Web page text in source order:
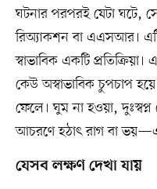
ঘটনার পরপরই যেটা ঘটে,
রিঅ্যাকশন বা এএসআর।
স্বাভাবিক একটি
কেউ অস্বাভাবিক চুপচাপ
ফেলে। ঘুম না হওয়া,
আচরণে হঠাৎ রাগ বা
যেসব লক্ষণ দেখা যায়